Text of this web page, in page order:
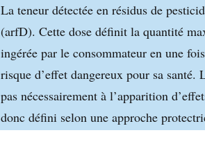
La teneur détectée en résidus de
(arfD). Cette dose définit la quantité
ingérée par le consommateur en une
risque d’effet dangereux pour sa santé.
pas nécessairement à l’apparition
donc défini selon une approche